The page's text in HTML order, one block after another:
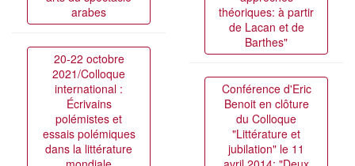
arabes
20-22 octobre
2021/Colloque
international :
Écrivains
polémistes et
essais polémiques
dans la littérature
théoriques: à partir
de Lacan et de
Barthes"
Conférence d'Eric
Benoit en clôture
du Colloque
"Littérature et
jubilation" le 11